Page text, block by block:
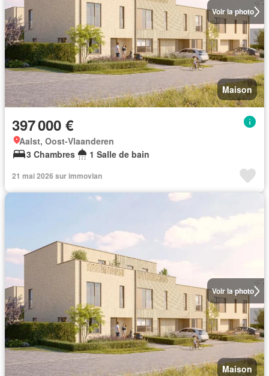
Voir la photo
Maison
397 000 €
Aalst, Oost-Vlaanderen
3 Chambres
1 Salle de bain
21 mai 2026 sur immovlan
Voir la photo
Maison